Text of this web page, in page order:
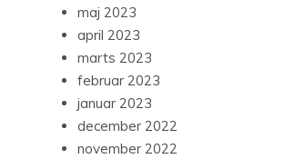
maj 2023
april 2023
marts 2023
februar 2023
januar 2023
december 2022
november 2022